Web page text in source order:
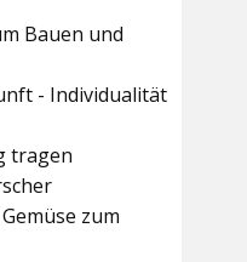
Bauen und
- Individualität
tragen
zum